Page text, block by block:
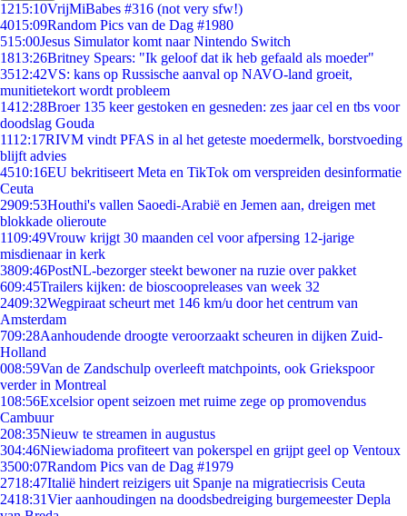
1215:10VrijMiBabes #316 (not very sfw!)
4015:09Random Pics van de Dag #1980
515:00Jesus Simulator komt naar Nintendo Switch
1813:26Britney Spears: "Ik geloof dat ik heb gefaald als moeder"
3512:42VS: kans op Russische aanval op NAVO-land groeit,
munitietekort wordt probleem
1412:28Broer 135 keer gestoken en gesneden: zes jaar cel en tbs voor
doodslag Gouda
1112:17RIVM vindt PFAS in al het geteste moedermelk, borstvoeding
blijft advies
4510:16EU bekritiseert Meta en TikTok om verspreiden desinformatie
Ceuta
2909:53Houthi's vallen Saoedi-Arabië en Jemen aan, dreigen met
blokkade olieroute
1109:49Vrouw krijgt 30 maanden cel voor afpersing 12-jarige
misdienaar in kerk
3809:46PostNL-bezorger steekt bewoner na ruzie over pakket
609:45Trailers kijken: de bioscoopreleases van week 32
2409:32Wegpiraat scheurt met 146 km/u door het centrum van
Amsterdam
709:28Aanhoudende droogte veroorzaakt scheuren in dijken Zuid-
Holland
008:59Van de Zandschulp overleeft matchpoints, ook Griekspoor
verder in Montreal
108:56Excelsior opent seizoen met ruime zege op promovendus
Cambuur
208:35Nieuw te streamen in augustus
304:46Niewiadoma profiteert van pokerspel en grijpt geel op Ventoux
3500:07Random Pics van de Dag #1979
2718:47Italië hindert reizigers uit Spanje na migratiecrisis Ceuta
2418:31Vier aanhoudingen na doodsbedreiging burgemeester Depla